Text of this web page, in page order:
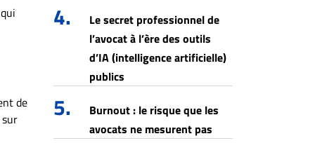
de
4.
Le secret professionnel de
l’avocat à l’ère des outils
d’IA (intelligence artificielle)
publics
5.
Burnout : le risque que les
avocats ne mesurent pas